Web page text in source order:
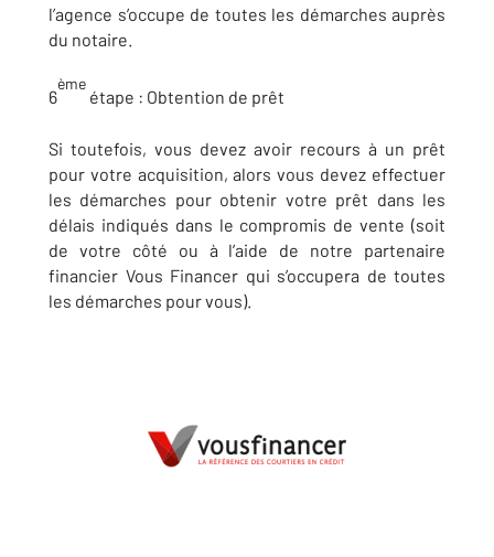
l’agence s’occupe de toutes les démarches auprès
du notaire.
6
ème
étape : Obtention de prêt
Si toutefois, vous devez avoir recours à un prêt
pour votre acquisition, alors vous devez effectuer
les démarches pour obtenir votre prêt dans les
délais indiqués dans le compromis de vente (soit
de votre côté ou à l’aide de notre partenaire
financier Vous Financer qui s’occupera de toutes
les démarches pour vous).